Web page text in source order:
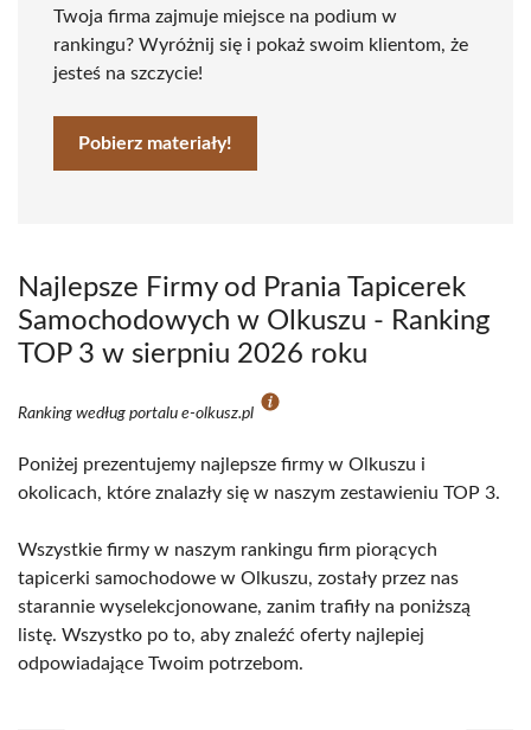
Twoja firma zajmuje miejsce na podium w
rankingu? Wyróżnij się i pokaż swoim klientom, że
jesteś na szczycie!
Pobierz materiały!
Najlepsze Firmy od Prania Tapicerek
Samochodowych w Olkuszu - Ranking
TOP 3 w sierpniu 2026 roku
Ranking według portalu e-olkusz.pl
Poniżej prezentujemy najlepsze firmy w Olkuszu i
okolicach, które znalazły się w naszym zestawieniu TOP 3.
Wszystkie firmy w naszym rankingu firm piorących
tapicerki samochodowe w Olkuszu, zostały przez nas
starannie wyselekcjonowane, zanim trafiły na poniższą
listę. Wszystko po to, aby znaleźć oferty najlepiej
odpowiadające Twoim potrzebom.